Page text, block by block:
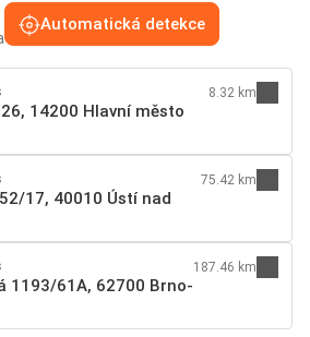
Automatická detekce
14200 Hlavní město
8.32 km
17, 40010 Ústí nad
75.42 km
1193/61A, 62700 Brno-
187.46 km